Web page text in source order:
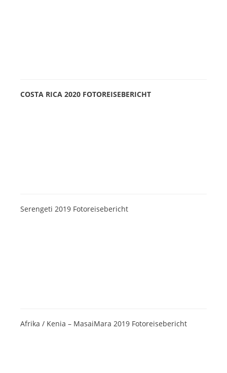
COSTA RICA 2020 FOTOREISEBERICHT
Serengeti 2019 Fotoreisebericht
Afrika / Kenia – MasaiMara 2019 Fotoreisebericht